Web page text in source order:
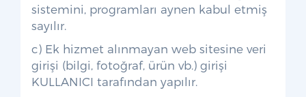
sistemini, programları aynen kabul etmiş
sayılır.
c) Ek hizmet alınmayan web sitesine veri
girişi (bilgi, fotoğraf, ürün vb.) girişi
KULLANICI tarafından yapılır.